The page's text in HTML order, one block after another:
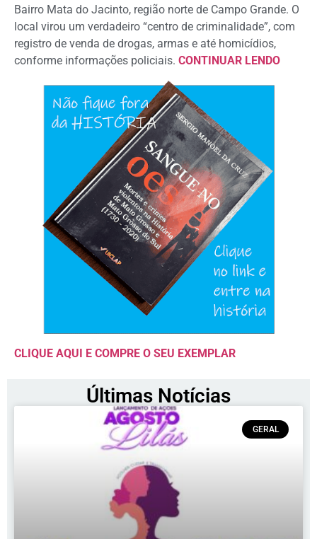
Bairro Mata do Jacinto, região norte de Campo Grande. O
local virou um verdadeiro “centro de criminalidade”, com
registro de venda de drogas, armas e até homicídios,
conforme informações policiais. CONTINUAR LENDO
CLIQUE AQUI E COMPRE O SEU EXEMPLAR
Últimas Notícias
GERAL